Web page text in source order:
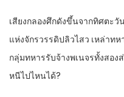
เสียงกลองศึกดังขึ้นจากทิศตะ
แห่งจักรวรรดิปลิวไสว เหล่า
กลุ่มทหารรับจ้างพเนจรทั้งสอ
หนีไปไหนได้?